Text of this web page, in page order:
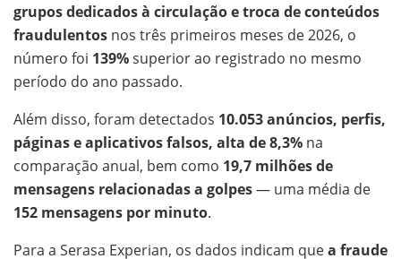
grupos dedicados à circulação e troca de conteúdos
fraudulentos nos três primeiros meses de 2026, o
número foi 139%superior ao registrado no mesmo
período do ano passado.
Além disso, foram detectados 10.053 anúncios, perfis,
páginas e aplicativos falsos, alta de 8,3% na
comparação anual, bem como 19,7 milhões de
mensagens relacionadas a golpes— uma média de
152 mensagens por minuto.
Para a Serasa Experian, os dados indicam quea fraude